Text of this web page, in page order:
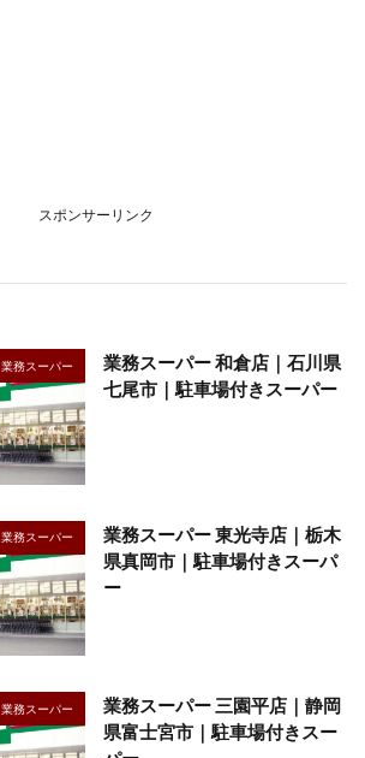
スポンサーリンク
業務スーパー
業務スーパー 和倉店｜石川県
七尾市｜駐車場付きスーパー
業務スーパー
業務スーパー 東光寺店｜栃木
県真岡市｜駐車場付きスーパ
ー
業務スーパー
業務スーパー 三園平店｜静岡
県富士宮市｜駐車場付きスー